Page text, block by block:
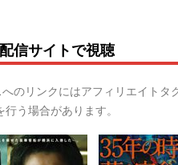
信サイトで視聴
のリンクにはアフィリエイト
う場合があります。